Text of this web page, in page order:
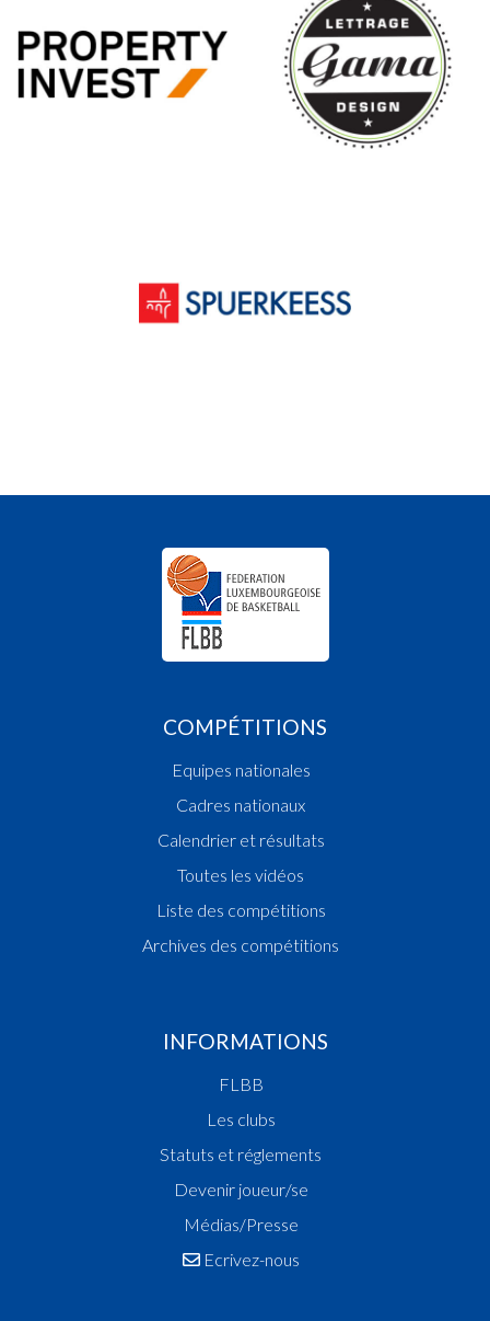
COMPÉTITIONS
Equipes nationales
Cadres nationaux
Calendrier et résultats
Toutes les vidéos
Liste des compétitions
Archives des compétitions
INFORMATIONS
FLBB
Les clubs
Statuts et réglements
Devenir joueur/se
Médias/Presse
Ecrivez-nous